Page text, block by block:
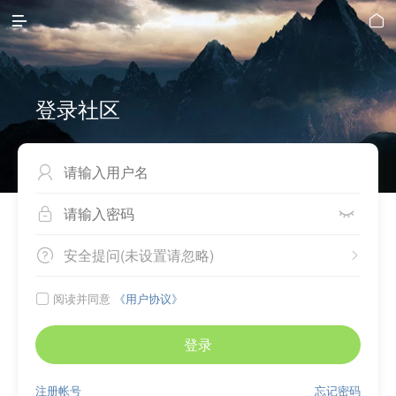
 
登录社区

 
 
安全提问(未设置请忽略)
 阅读并同意 《用户协议》
登录
忘记密码
注册帐号